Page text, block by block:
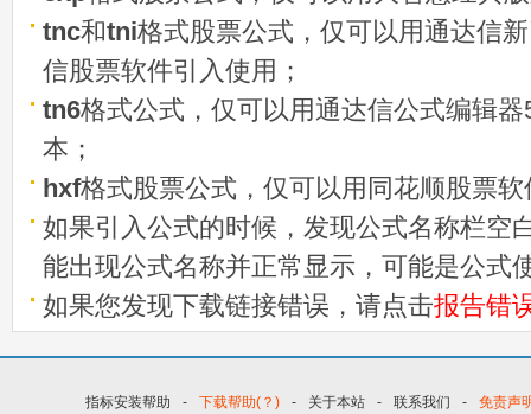
tnc和tni格式股票公式，仅可以用通达信
信股票软件引入使用；
tn6格式公式，仅可以用通达信公式编辑
本；
hxf格式股票公式，仅可以用同花顺股票
如果引入公式的时候，发现公式名称栏空
能出现公式名称并正常显示，可能是公式
如果您发现下载链接错误，请点击报告错
指标安装帮助 - 下载帮助(？) - 关于本站 - 联系我们 - 免责声